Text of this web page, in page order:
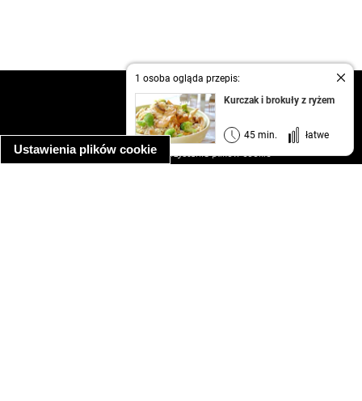
Ustawienia plików cookie
1 osoba ogląda przepis:
Kurczak i brokuły z ryżem
45 min. łatwe
kontakt
regulamin
informacja o prywatności
informacja o wykorzystaniu plików cookie